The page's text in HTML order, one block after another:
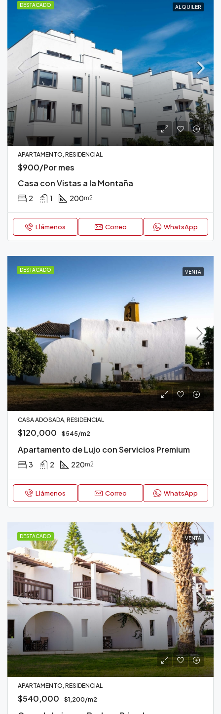
DESTACADO ALQUILER
APARTAMENTO, RESIDENCIAL
$900/Por mes
Casa con Vistas a la Montaña
2 1 200m2
Llámenos Correo WhatsApp
DESTACADO VENTA
CASA ADOSADA, RESIDENCIAL
$120,000 $545/m2
Apartamento de Lujo con Servicios Premium
3 2 220m2
Llámenos Correo WhatsApp
DESTACADO VENTA
APARTAMENTO, RESIDENCIAL
$540,000 $1,200/m2